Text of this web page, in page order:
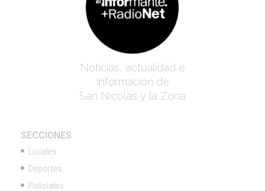
Noticias, actualidad e
Información de
San Nicolás y la Zona
SECCIONES
Locales
Deportes
Policiales